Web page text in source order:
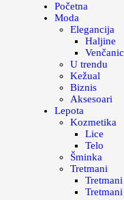
Početna
Moda
Elegancija
Haljine
U trendu
Kežual
Biznis
Aksesoari
Lepota
Kozmetika
Lice
Telo
Šminka
Tretmani
Kuhinja
Magazin